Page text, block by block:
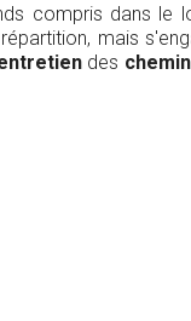
compris dans le
mais
des